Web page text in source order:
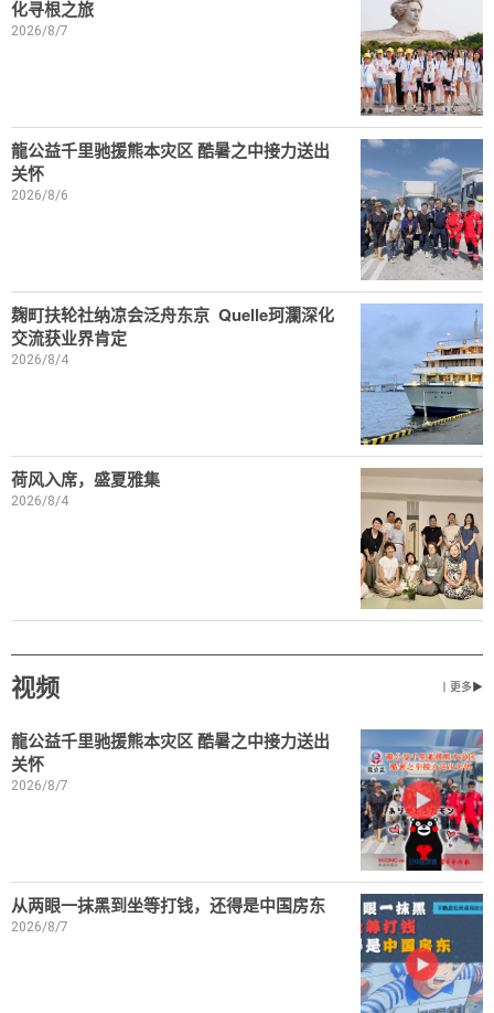
化寻根之旅
2026/8/7
龍公益千里驰援熊本灾区 酷暑之中接力送出
关怀
2026/8/6
麹町扶轮社纳凉会泛舟东京 Quelle珂瀾深化
交流获业界肯定
2026/8/4
荷风入席，盛夏雅集
2026/8/4
视频 丨更多▶
龍公益千里驰援熊本灾区 酷暑之中接力送出
关怀
2026/8/7
从两眼一抹黑到坐等打钱，还得是中国房东
2026/8/7